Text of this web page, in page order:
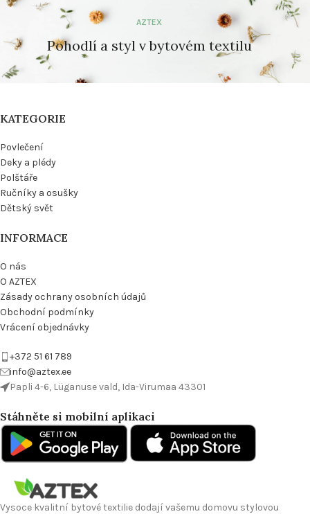
AZTEX
Pohodlí a styl v bytovém textilu
KATEGORIE
Povlečení
Deky a plédy
Polštáře
Ručníky a osušky
Dětský svět
INFORMACE
O nás
O AZTEX
Zásady ochrany osobních údajů
Obchodní podmínky
Vrácení objednávky
+372 51 61 789
info@aztex.ee
Papli 4-6, Lüganuse vald, Ida-Virumaa 43301
Stáhněte si mobilní aplikaci
Vysoce kvalitní bytové textilie dodají vašemu domovu stylovou